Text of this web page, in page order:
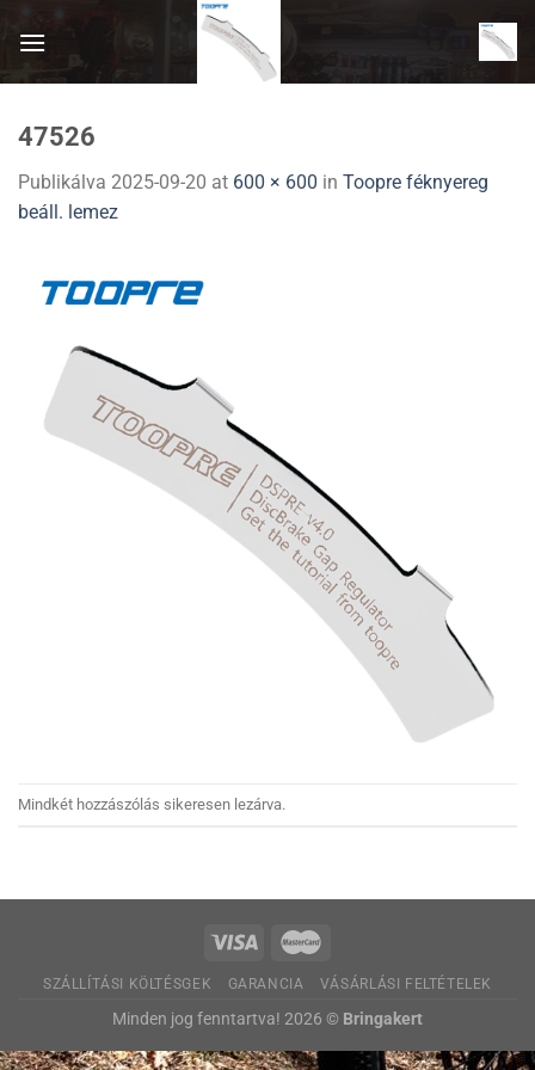
47526
Publikálva 2025-09-20 at 600 × 600 in Toopre féknyereg
beáll. lemez
Mindkét hozzászólás sikeresen lezárva.
SZÁLLÍTÁSI KÖLTÉSGEK GARANCIA VÁSÁRLÁSI FELTÉTELEK
Minden jog fenntartva! 2026 © Bringakert